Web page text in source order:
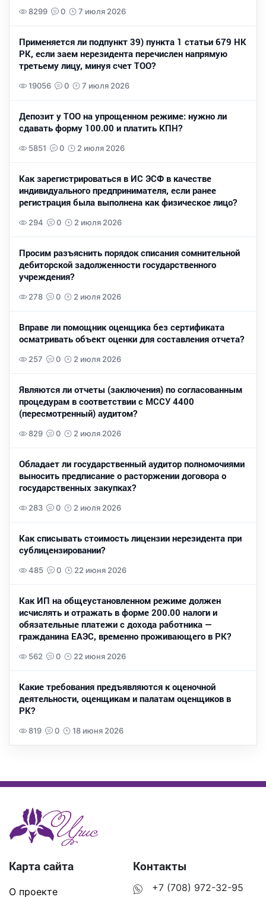
8299 0 7 июля 2026
Применяется ли подпункт 39) пункта 1 статьи 679 НК
РК, если заем нерезидента перечислен напрямую
третьему лицу, минуя счет ТОО?
19056 0 7 июля 2026
Депозит у ТОО на упрощенном режиме: нужно ли
сдавать форму 100.00 и платить КПН?
5851 0 2 июля 2026
Как зарегистрироваться в ИС ЭСФ в качестве
индивидуального предпринимателя, если ранее
регистрация была выполнена как физическое лицо?
294 0 2 июля 2026
Просим разъяснить порядок списания сомнительной
дебиторской задолженности государственного
учреждения?
278 0 2 июля 2026
Вправе ли помощник оценщика без сертификата
осматривать объект оценки для составления отчета?
257 0 2 июля 2026
Являются ли отчеты (заключения) по согласованным
процедурам в соответствии с МССУ 4400
(пересмотренный) аудитом?
829 0 2 июля 2026
Обладает ли государственный аудитор полномочиями
выносить предписание о расторжении договора о
государственных закупках?
283 0 2 июля 2026
Как списывать стоимость лицензии нерезидента при
сублицензировании?
485 0 22 июня 2026
Как ИП на общеустановленном режиме должен
исчислять и отражать в форме 200.00 налоги и
обязательные платежи с дохода работника —
гражданина ЕАЭС, временно проживающего в РК?
562 0 22 июня 2026
Какие требования предъявляются к оценочной
деятельности, оценщикам и палатам оценщиков в
РК?
819 0 18 июня 2026
Карта сайта
О проекте
Контакты
+7 (708) 972-32-95